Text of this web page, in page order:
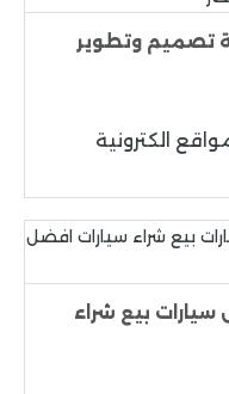
وتطوير
الكترونية
بيع شراء